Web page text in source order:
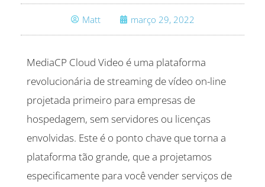
Matt março 29, 2022
MediaCP Cloud Video é uma plataforma
revolucionária de streaming de vídeo on-line
projetada primeiro para empresas de
hospedagem, sem servidores ou licenças
envolvidas. Este é o ponto chave que torna a
plataforma tão grande, que a projetamos
especificamente para você vender serviços de